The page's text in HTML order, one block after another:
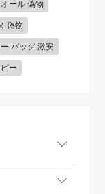
ール 偽物
偽物
バッグ 激安
ー